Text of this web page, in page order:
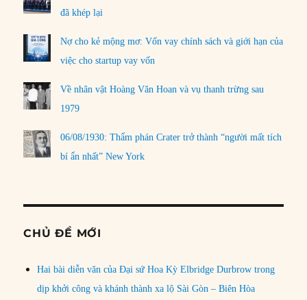
đã khép lại
Nợ cho kẻ mộng mơ: Vốn vay chính sách và giới hạn của
việc cho startup vay vốn
Về nhân vật Hoàng Văn Hoan và vụ thanh trừng sau
1979
06/08/1930: Thẩm phán Crater trở thành “người mất tích
bí ẩn nhất” New York
CHỦ ĐỀ MỚI
Hai bài diễn văn của Đại sứ Hoa Kỳ Elbridge Durbrow trong
dịp khởi công và khánh thành xa lộ Sài Gòn – Biên Hòa